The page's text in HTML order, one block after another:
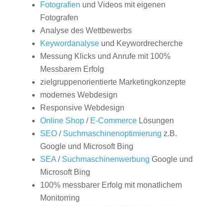
Fotografien und Videos mit eigenen
Fotografen
Analyse des Wettbewerbs
Keywordanalyseund Keywordrecherche
Messung Klicks und Anrufe mit 100%
Messbarem Erfolg
zielgruppenorientierte Marketingkonzepte
modernes Webdesign
Responsive Webdesign
Online Shop/ E-CommerceLösungen
SEO/ Suchmaschinenoptimierung z.B.
Google und Microsoft Bing
SEA/ Suchmaschinenwerbung Google und
Microsoft Bing
100% messbarer Erfolg mit monatlichem
Monitorring